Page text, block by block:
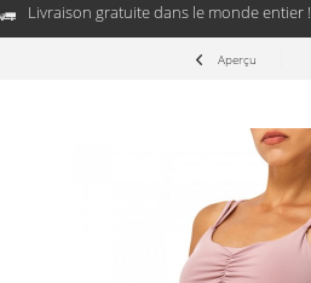
Livraison gratuite dans le monde entier !
Aperçu